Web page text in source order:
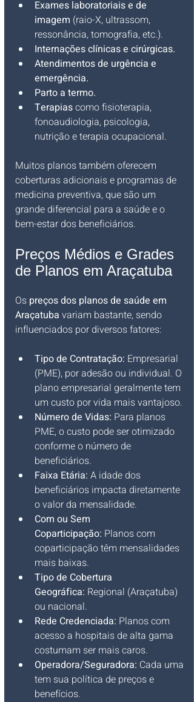
Exames laboratoriais e de
imagem (raio-X, ultrassom,
ressonância, tomografia, etc.).
Internações clínicas e cirúrgicas.
Atendimentos de urgência e
emergência.
Parto a termo.
Terapias como fisioterapia,
fonoaudiologia, psicologia,
nutrição e terapia ocupacional.
Muitos planos também oferecem
coberturas adicionais e programas de
medicina preventiva, que são um
grande diferencial para a saúde e o
bem-estar dos beneficiários.
Preços Médios e Grades
de Planos em Araçatuba
Os preços dos planos de saúde em
Araçatuba variam bastante, sendo
influenciados por diversos fatores:
Tipo de Contratação: Empresarial
(PME), por adesão ou individual. O
plano empresarial geralmente tem
um custo por vida mais vantajoso.
Número de Vidas: Para planos
PME, o custo pode ser otimizado
conforme o número de
beneficiários.
Faixa Etária: A idade dos
beneficiários impacta diretamente
o valor da mensalidade.
Com ou Sem
Coparticipação: Planos com
coparticipação têm mensalidades
mais baixas.
Tipo de Cobertura
Geográfica: Regional (Araçatuba)
ou nacional.
Rede Credenciada: Planos com
acesso a hospitais de alta gama
costumam ser mais caros.
Operadora/Seguradora: Cada uma
tem sua política de preços e
benefícios.